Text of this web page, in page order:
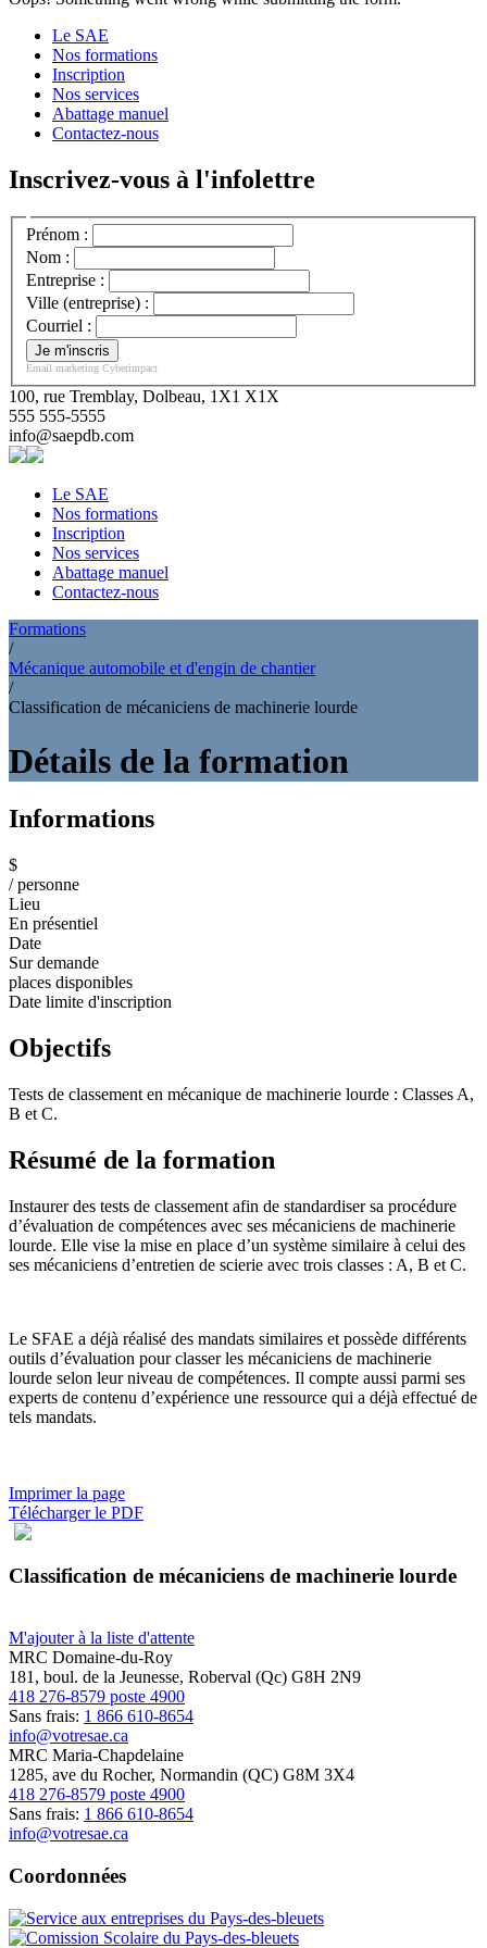
Le SAE
Nos formations
Inscription
Nos services
Abattage manuel
Contactez-nous
Inscrivez-vous à l'infolettre
Prénom :
Nom :
Entreprise :
Ville (entreprise) :
Courriel :
Email marketing Cyberimpact
100, rue Tremblay, Dolbeau, 1X1 X1X
555 555-5555
info@saepdb.com
Le SAE
Nos formations
Inscription
Nos services
Abattage manuel
Contactez-nous
Formations
/
Mécanique automobile et d'engin de chantier
/
Classification de mécaniciens de machinerie lourde
Détails de la formation
Informations
$
/ personne
Lieu
En présentiel
Date
Sur demande
places disponibles
Date limite d'inscription
Objectifs
Tests de classement en mécanique de machinerie lourde : Classes A,
B et C.
Résumé de la formation
Instaurer des tests de classement afin de standardiser sa procédure
d’évaluation de compétences avec ses mécaniciens de machinerie
lourde. Elle vise la mise en place d’un système similaire à celui des
ses mécaniciens d’entretien de scierie avec trois classes : A, B et C.
Le SFAE a déjà réalisé des mandats similaires et possède différents
outils d’évaluation pour classer les mécaniciens de machinerie
lourde selon leur niveau de compétences. Il compte aussi parmi ses
experts de contenu d’expérience une ressource qui a déjà effectué de
tels mandats.
Imprimer la page
Télécharger le PDF
Classification de mécaniciens de machinerie lourde
M'ajouter à la liste d'attente
MRC Domaine-du-Roy
181, boul. de la Jeunesse, Roberval (Qc) G8H 2N9
418 276-8579 poste 4900
Sans frais: 1 866 610-8654
info@votresae.ca
MRC Maria-Chapdelaine
1285, ave du Rocher, Normandin (QC) G8M 3X4
418 276-8579 poste 4900
Sans frais: 1 866 610-8654
info@votresae.ca
Coordonnées